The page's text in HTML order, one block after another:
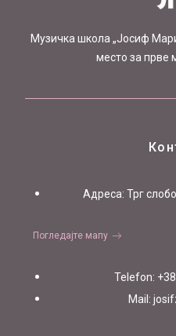
Mузичка школа „Јосиф
место за прве
Aдреса: Трг
Погледајте мапу
Telefon:
Mail: